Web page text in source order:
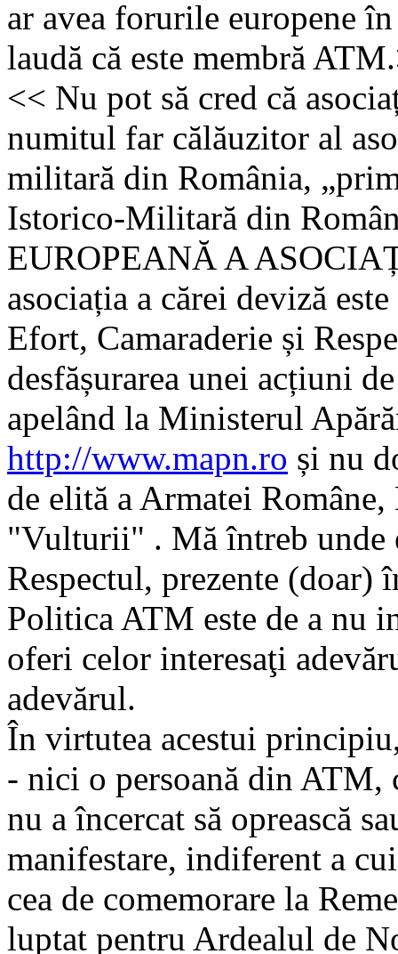
ar avea forurile europene
laudă că este membră
<< Nu pot să cred că
numitul far călăuzitor al
militară din România,
Istorico-Militară din
EUROPEANĂ A
asociația a cărei deviză
Efort, Camaraderie și
desfășurarea unei acțiuni
apelând la Ministerul
http://www.mapn.ro și nu
de elită a Armatei
"Vulturii" . Mă întreb unde
Respectul, prezente (doar)
Politica ATM este de a nu
oferi celor interesaţi
adevărul.
În virtutea acestui
- nici o persoană din ATM,
nu a încercat să oprească
manifestare, indiferent a
cea de comemorare la
luptat pentru Ardealul de